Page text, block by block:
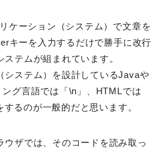
ケーション（システム）で文章を
キーを入力するだけで勝手に改行
テムが組まれています。
システム）を設計しているJavaや
グ言語では「\n」、HTMLでは
るのが一般的だと思います。
ウザでは、そのコードを読み取っ